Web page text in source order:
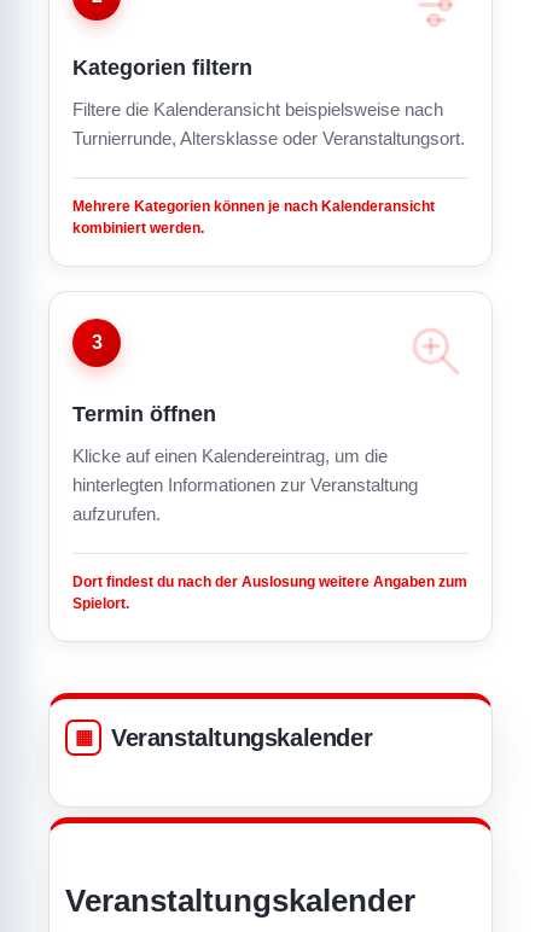
Kategorien filtern
Filtere die Kalenderansicht beispielsweise nach
Turnierrunde, Altersklasse oder Veranstaltungsort.
Mehrere Kategorien können je nach Kalenderansicht
kombiniert werden.
3
Termin öffnen
Klicke auf einen Kalendereintrag, um die
hinterlegten Informationen zur Veranstaltung
aufzurufen.
Dort findest du nach der Auslosung weitere Angaben zum
Spielort.
Veranstaltungskalender
Veranstaltungskalender